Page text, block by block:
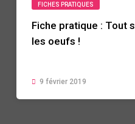
FICHES PRATIQUES
Fiche pratique : Tout
les oeufs !
9 février 2019